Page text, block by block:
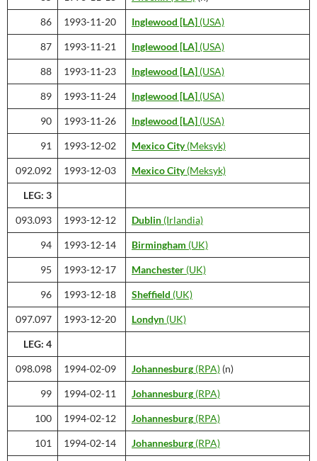
86 1993-11-20 Inglewood [LA] (USA)
87 1993-11-21 Inglewood [LA] (USA)
88 1993-11-23 Inglewood [LA] (USA)
89 1993-11-24 Inglewood [LA] (USA)
90 1993-11-26 Inglewood [LA] (USA)
91 1993-12-02 Mexico City(Meksyk)
092.092 1993-12-03 Mexico City(Meksyk)
LEG: 3
093.093 1993-12-12 Dublin (Irlandia)
94 1993-12-14 Birmingham (UK)
95 1993-12-17 Manchester (UK)
96 1993-12-18 Sheffield (UK)
097.097 1993-12-20 Londyn (UK)
LEG: 4
098.098 1994-02-09 Johannesburg (RPA) (n)
99 1994-02-11 Johannesburg (RPA)
100 1994-02-12 Johannesburg (RPA)
101 1994-02-14 Johannesburg (RPA)